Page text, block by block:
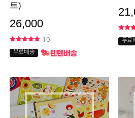
트)
26,000
10
무료배송
무료